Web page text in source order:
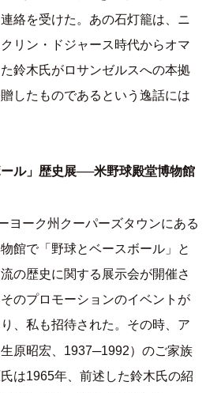
絡を受けた。あの石灯籠は、ニ
リン・ドジャース時代からオマ
鈴木氏がロサンゼルスへの本拠
したものであるという逸話には
ル」歴史展──米野球殿堂博物館
ヨーク州クーパーズタウンにある
館で「野球とベースボール」と
の歴史に関する展示会が開催さ
のプロモーションのイベントが
、私も招待された。その時、ア
原昭宏、1937─1992）のご家族
は1965年、前述した鈴木氏の紹